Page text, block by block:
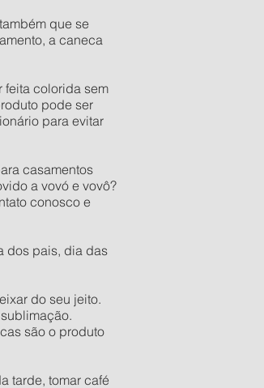
que se
a caneca
feita colorida sem
pode ser
para evitar
casamentos
a vovó e vovô?
conosco e
dos pais, dia das
do seu jeito.
são o produto
tarde, tomar café